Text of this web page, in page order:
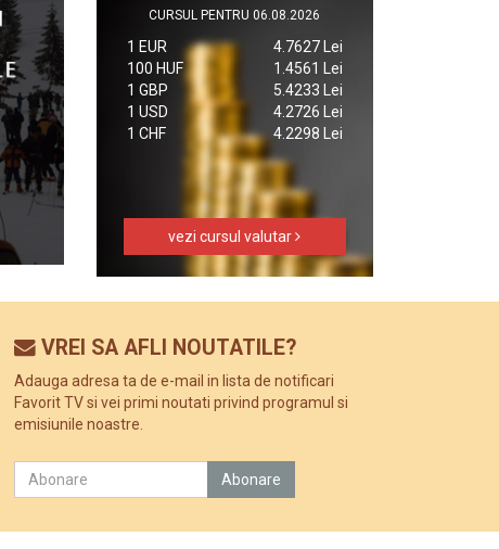
CURSUL PENTRU 06.08.2026
1 EUR
4.7627 Lei
100 HUF
1.4561 Lei
1 GBP
5.4233 Lei
1 USD
4.2726 Lei
1 CHF
4.2298 Lei
vezi cursul valutar
VREI SA AFLI NOUTATILE?
Adauga adresa ta de e-mail in lista de notificari
Favorit TV si vei primi noutati privind programul si
emisiunile noastre.